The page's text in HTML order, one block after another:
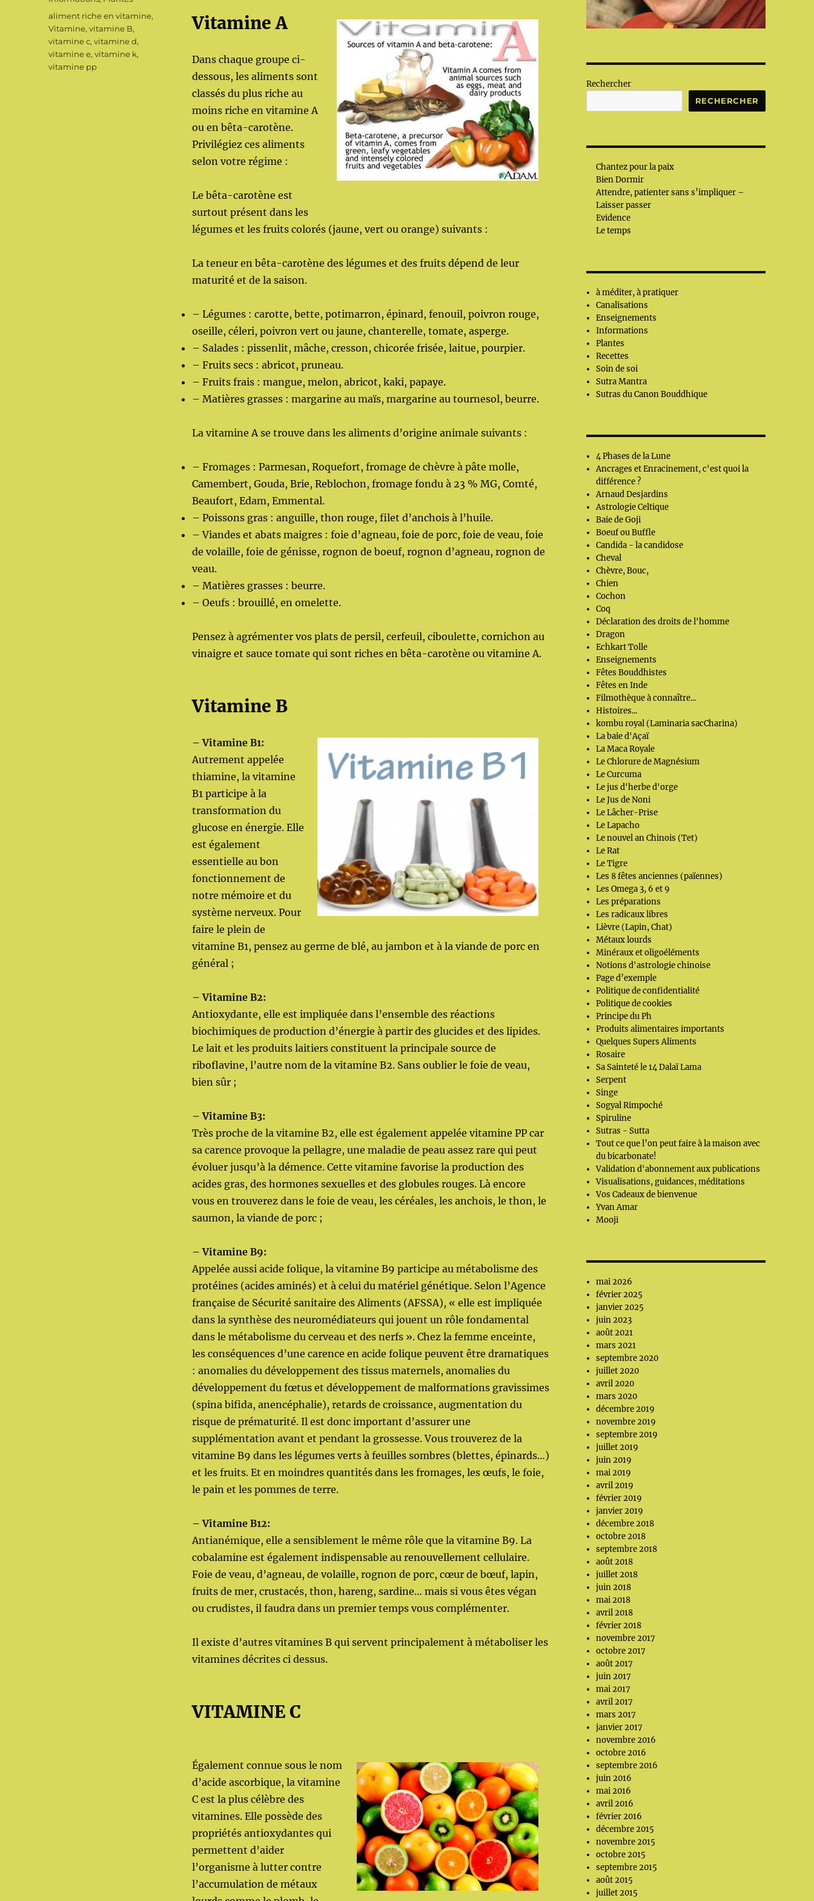
Vitamine A
Dans chaque groupe ci-
dessous, les aliments sont
classés du plus riche au
moins riche en vitamine A
ou en bêta-carotène.
Privilégiez ces aliments
selon votre régime :
Le bêta-carotène est
surtout présent dans les
légumes et les fruits colorés (jaune, vert ou orange) suivants :
La teneur en bêta-carotène des légumes et des fruits dépend de leur
maturité et de la saison.
– Légumes : carotte, bette, potimarron, épinard, fenouil, poivron rouge,
oseille, céleri, poivron vert ou jaune, chanterelle, tomate, asperge.
– Salades : pissenlit, mâche, cresson, chicorée frisée, laitue, pourpier.
– Fruits secs : abricot, pruneau.
– Fruits frais : mangue, melon, abricot, kaki, papaye.
– Matières grasses : margarine au maïs, margarine au tournesol, beurre.
La vitamine A se trouve dans les aliments d’origine animale suivants :
– Fromages : Parmesan, Roquefort, fromage de chèvre à pâte molle,
Camembert, Gouda, Brie, Reblochon, fromage fondu à 23 % MG, Comté,
Beaufort, Edam, Emmental.
– Poissons gras : anguille, thon rouge, filet d’anchois à l’huile.
– Viandes et abats maigres : foie d’agneau, foie de porc, foie de veau, foie
de volaille, foie de génisse, rognon de boeuf, rognon d’agneau, rognon de
veau.
– Matières grasses : beurre.
– Oeufs : brouillé, en omelette.
Pensez à agrémenter vos plats de persil, cerfeuil, ciboulette, cornichon au
vinaigre et sauce tomate qui sont riches en bêta-carotène ou vitamine A.
Vitamine B
– Vitamine B1:
Autrement appelée
thiamine, la vitamine
B1 participe à la
transformation du
glucose en énergie. Elle
est également
essentielle au bon
fonctionnement de
notre mémoire et du
système nerveux. Pour
faire le plein de
vitamine B1, pensez au germe de blé, au jambon et à la viande de porc en
général ;
– Vitamine B2:
Antioxydante, elle est impliquée dans l’ensemble des réactions
biochimiques de production d’énergie à partir des glucides et des lipides.
Le lait et les produits laitiers constituent la principale source de
riboflavine, l’autre nom de la vitamine B2. Sans oublier le foie de veau,
bien sûr ;
– Vitamine B3:
Très proche de la vitamine B2, elle est également appelée vitamine PP car
sa carence provoque la pellagre, une maladie de peau assez rare qui peut
évoluer jusqu’à la démence. Cette vitamine favorise la production des
acides gras, des hormones sexuelles et des globules rouges. Là encore
vous en trouverez dans le foie de veau, les céréales, les anchois, le thon, le
saumon, la viande de porc ;
– Vitamine B9:
Appelée aussi acide folique, la vitamine B9 participe au métabolisme des
protéines (acides aminés) et à celui du matériel génétique. Selon l’Agence
française de Sécurité sanitaire des Aliments (AFSSA), « elle est impliquée
dans la synthèse des neuromédiateurs qui jouent un rôle fondamental
dans le métabolisme du cerveau et des nerfs ». Chez la femme enceinte,
les conséquences d’une carence en acide folique peuvent être dramatiques
: anomalies du développement des tissus maternels, anomalies du
développement du fœtus et développement de malformations gravissimes
(spina bifida, anencéphalie), retards de croissance, augmentation du
risque de prématurité. Il est donc important d’assurer une
supplémentation avant et pendant la grossesse. Vous trouverez de la
vitamine B9 dans les légumes verts à feuilles sombres (blettes, épinards…)
et les fruits. Et en moindres quantités dans les fromages, les œufs, le foie,
le pain et les pommes de terre.
– Vitamine B12:
Antianémique, elle a sensiblement le même rôle que la vitamine B9. La
cobalamine est également indispensable au renouvellement cellulaire.
Foie de veau, d’agneau, de volaille, rognon de porc, cœur de bœuf, lapin,
fruits de mer, crustacés, thon, hareng, sardine… mais si vous êtes végan
ou crudistes, il faudra dans un premier temps vous complémenter.
Il existe d’autres vitamines B qui servent principalement à métaboliser les
vitamines décrites ci dessus.
VITAMINE C
Également connue sous le nom
d’acide ascorbique, la vitamine
C est la plus célèbre des
vitamines. Elle possède des
propriétés antioxydantes qui
permettent d’aider
l’organisme à lutter contre
l’accumulation de métaux
Étiquettes
aliment riche en vitamine,
Vitamine,vitamine B,
vitamine c,vitamine d,
vitamine e,vitamine k,
vitamine pp
Rechercher
RECHERCHER
Chantez pour la paix
Bien Dormir
Attendre, patienter sans s’impliquer –
Laisser passer
Evidence
Le temps
à méditer, à pratiquer
Canalisations
Enseignements
Informations
Plantes
Recettes
Soin de soi
Sutra Mantra
Sutras du Canon Bouddhique
4 Phases de la Lune
Ancrages et Enracinement, c'est quoi la
différence ?
Arnaud Desjardins
Astrologie Celtique
Baie de Goji
Boeuf ou Buffle
Candida - la candidose
Cheval
Chèvre, Bouc,
Chien
Cochon
Coq
Déclaration des droits de l'homme
Dragon
Echkart Tolle
Enseignements
Fêtes Bouddhistes
Fêtes en Inde
Filmothèque à connaître...
Histoires...
kombu royal (Laminaria sacCharina)
La baie d'Açaï
La Maca Royale
Le Chlorure de Magnésium
Le Curcuma
Le jus d'herbe d'orge
Le Jus de Noni
Le Lâcher-Prise
Le Lapacho
Le nouvel an Chinois (Tet)
Le Rat
Le Tigre
Les 8 fêtes anciennes (païennes)
Les Omega 3, 6 et 9
Les préparations
Les radicaux libres
Lièvre (Lapin, Chat)
Métaux lourds
Minéraux et oligoéléments
Notions d'astrologie chinoise
Page d’exemple
Politique de confidentialité
Politique de cookies
Principe du Ph
Produits alimentaires importants
Quelques Supers Aliments
Rosaire
Sa Sainteté le 14 Dalaï Lama
Serpent
Singe
Sogyal Rimpoché
Spiruline
Sutras - Sutta
Tout ce que l’on peut faire à la maison avec
du bicarbonate!
Validation d'abonnement aux publications
Visualisations, guidances, méditations
Vos Cadeaux de bienvenue
Yvan Amar
Mooji
mai 2026
février 2025
janvier 2025
juin 2023
août 2021
mars 2021
septembre 2020
juillet 2020
avril 2020
mars 2020
décembre 2019
novembre 2019
septembre 2019
juillet 2019
juin 2019
mai 2019
avril 2019
février 2019
janvier 2019
décembre 2018
octobre 2018
septembre 2018
août 2018
juillet 2018
juin 2018
mai 2018
avril 2018
février 2018
novembre 2017
octobre 2017
août 2017
juin 2017
mai 2017
avril 2017
mars 2017
janvier 2017
novembre 2016
octobre 2016
septembre 2016
juin 2016
mai 2016
avril 2016
février 2016
décembre 2015
novembre 2015
octobre 2015
septembre 2015
août 2015
juillet 2015